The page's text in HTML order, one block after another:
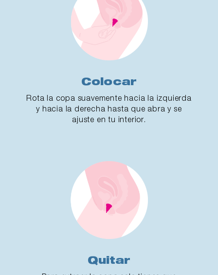
Colocar
Rota la copa suavemente hacia la izquierda
y hacia la derecha hasta que abra y se
ajuste en tu interior.
Quitar